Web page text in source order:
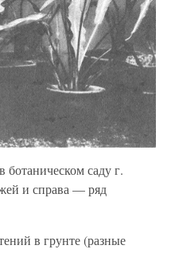
саду г.
и справа — ряд
в грунте (разные